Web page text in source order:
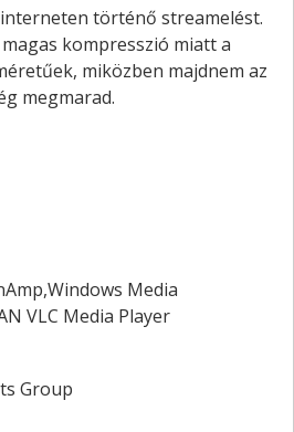
történő streamelést.
kompresszió miatt a
miközben majdnem az
megmarad.
Media
VLC Media Player
Group